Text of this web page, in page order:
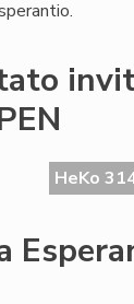
HeKo